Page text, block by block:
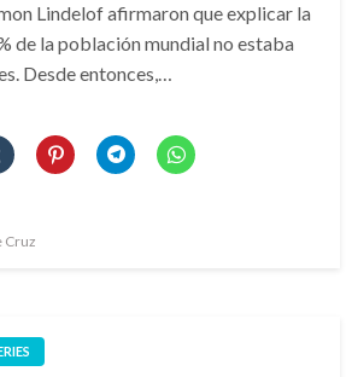
Lindelof afirmaron que explicar la
de la población mundial no estaba
Desde entonces,…
Cruz